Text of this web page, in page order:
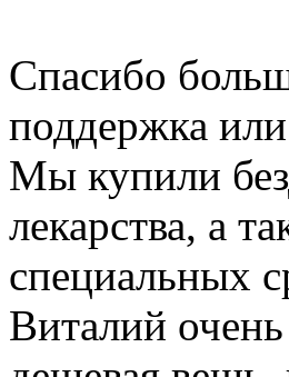
Спасибо
поддержка
Мы купили
лекарства, а
специальных
Виталий